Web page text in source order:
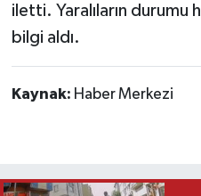
iletti. Yaralıların durumu
bilgi aldı.
Kaynak: Haber Merkezi